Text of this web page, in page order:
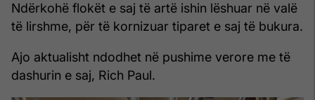
Ndërkohë flokët e saj të artë ishin lëshuar në valë
të lirshme, për të kornizuar tiparet e saj të bukura.
Ajo aktualisht ndodhet në pushime verore me të
dashurin e saj, Rich Paul.